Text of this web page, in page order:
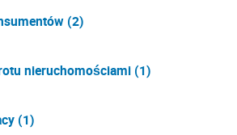
(2)
nieruchomościami (1)
(1)